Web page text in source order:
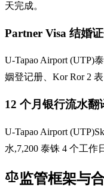
天完成。
Partner Visa 结婚
U-Tapao Airport (UTP)
姻登记册、Kor Ror 2
12 个月银行流水翻
U-Tapao Airport
水,7,200 泰铢 4 个工作
监管框架与